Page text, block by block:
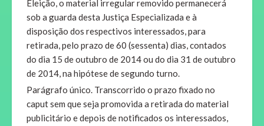
Eleição, o material irregular removido permanecerá
sob a guarda desta Justiça Especializada e à
disposição dos respectivos interessados, para
retirada, pelo prazo de 60 (sessenta) dias, contados
do dia 15 de outubro de 2014 ou do dia 31 de outubro
de 2014, na hipótese de segundo turno.
Parágrafo único. Transcorrido o prazo fixado no
caput sem que seja promovida a retirada do material
publicitário e depois de notificados os interessados,